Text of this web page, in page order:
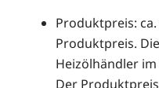
Produktpreis:
Produktpreis.
Heizölhändler
Der